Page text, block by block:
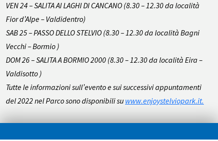
VEN 24 – SALITA AI LAGHI DI CANCANO (8.30 – 12.30 da località
Fior d’Alpe – Valdidentro)
SAB 25 – PASSO DELLO STELVIO (8.30 – 12.30 da località Bagni
Vecchi – Bormio )
DOM 26 – SALITA A BORMIO 2000 (8.30 – 12.30 da località Eira –
Valdisotto )
Tutte le informazioni sull’evento e sui successivi appuntamenti
del 2022 nel Parco sono disponibili su www.enjoystelviopark.it.